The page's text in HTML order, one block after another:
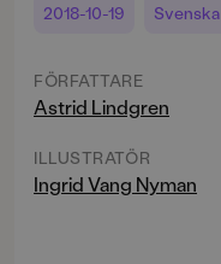
2018-10-19 Svenska
FÖRFATTARE
Astrid Lindgren
ILLUSTRATÖR
Ingrid Vang Nyman